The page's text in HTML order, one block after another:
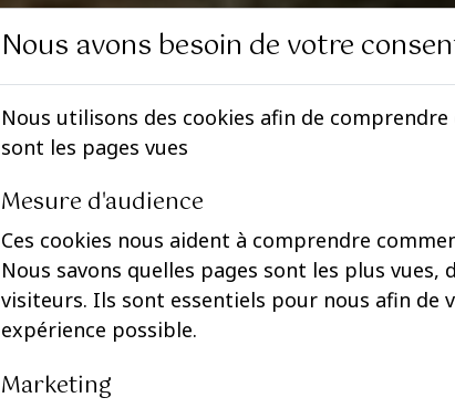
Nous avons besoin de votre
Nous utilisons des cookies afin de
sont les pages vues
Mesure d'audience
Ces cookies nous aident à comprendre
Nous savons quelles pages sont les plus vues,
visiteurs. Ils sont essentiels pour nous afin de
expérience possible.
Marketing